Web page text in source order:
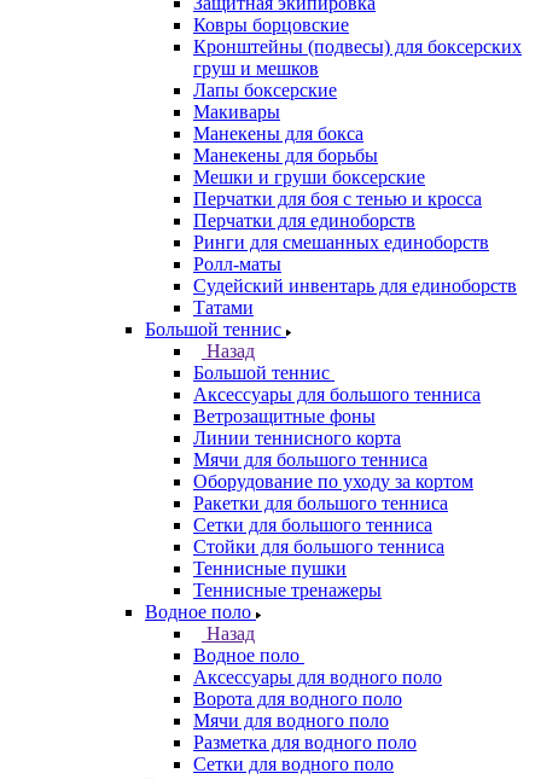
Ковры борцовские
Кронштейны (подвесы) для боксерских
груш и мешков
Лапы боксерские
Макивары
Манекены для бокса
Манекены для борьбы
Мешки и груши боксерские
Перчатки для боя с тенью и кросса
Перчатки для единоборств
Ринги для смешанных единоборств
Ролл-маты
Судейский инвентарь для единоборств
Татами
Большой теннис
Назад
Большой теннис
Аксессуары для большого тенниса
Ветрозащитные фоны
Линии теннисного корта
Мячи для большого тенниса
Оборудование по уходу за кортом
Ракетки для большого тенниса
Сетки для большого тенниса
Стойки для большого тенниса
Теннисные пушки
Теннисные тренажеры
Водное поло
Назад
Водное поло
Аксессуары для водного поло
Ворота для водного поло
Мячи для водного поло
Разметка для водного поло
Сетки для водного поло